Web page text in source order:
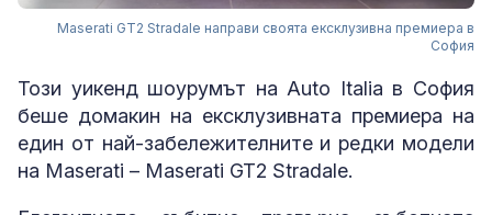
Maserati GT2 Stradale направи своята ексклузивна премиера в
София
Този уикенд шоурумът на Auto Italia в София
беше домакин на ексклузивната премиера на
един от най-забележителните и редки модели
на Maserati – Maserati GT2 Stradale.